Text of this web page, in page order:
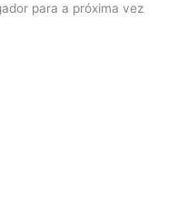
para a próxima vez